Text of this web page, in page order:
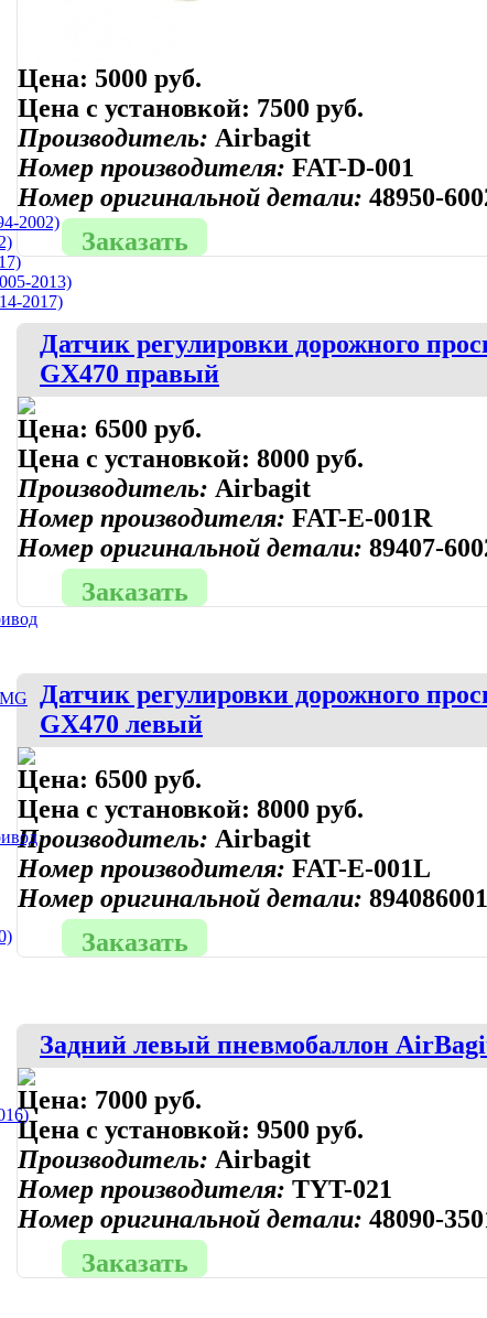
2002)
2013)
2017)
Цена: 5000 руб.
Цена с установкой: 7500 руб.
Производитель: Airbagit
Номер производителя: FAT-D-001
Номер оригинальной детали: 48950-
Заказать
Датчик регулировки дорожного
GX470 правый
Цена: 6500 руб.
Цена с установкой: 8000 руб.
Производитель: Airbagit
Номер производителя: FAT-E-001R
Номер оригинальной детали: 89407-
Заказать
Датчик регулировки дорожного
GX470 левый
Цена: 6500 руб.
Цена с установкой: 8000 руб.
Производитель: Airbagit
Номер производителя: FAT-E-001L
Номер оригинальной детали:
Заказать
Задний левый пневмобаллон
Цена: 7000 руб.
Цена с установкой: 9500 руб.
Производитель: Airbagit
Номер производителя: TYT-021
Номер оригинальной детали: 48090-
Заказать